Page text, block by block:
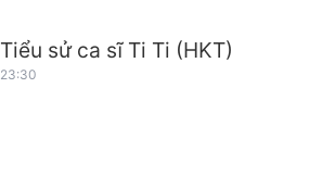
Tiểu sử ca sĩ Ti Ti (HKT)
23:30